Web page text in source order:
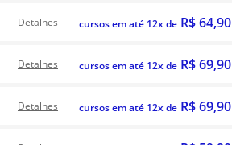
Detalhes cursos em até 12x de R$ 64,90
Detalhes cursos em até 12x de R$ 69,90
Detalhes cursos em até 12x de R$ 69,90